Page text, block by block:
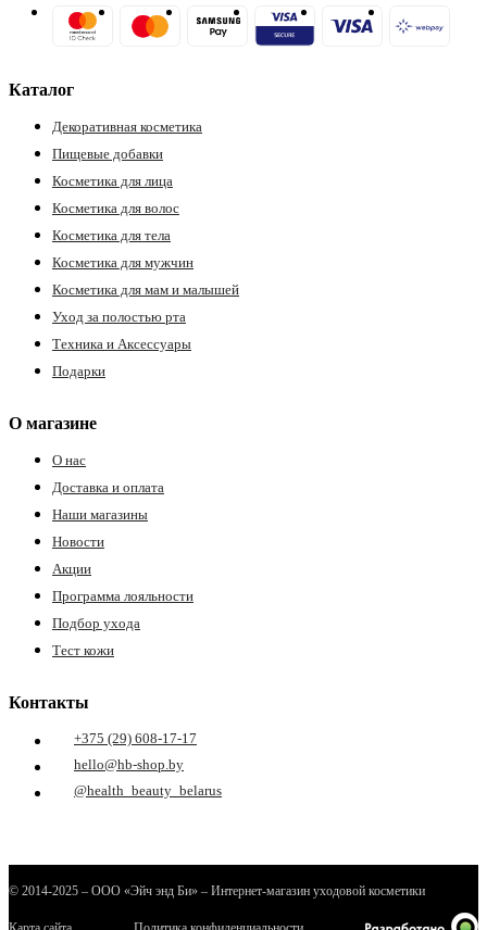
Каталог
Декоративная косметика
Пищевые добавки
Косметика для лица
Косметика для волос
Косметика для тела
Косметика для мужчин
Косметика для мам и малышей
Уход за полостью рта
Техника и Аксессуары
Подарки
О магазине
О нас
Доставка и оплата
Наши магазины
Новости
Акции
Программа лояльности
Подбор ухода
Тест кожи
Контакты
+375 (29) 608-17-17
hello@hb-shop.by
@health_beauty_belarus
© 2014-2025 – ООО «Эйч энд Би» – Интернет-магазин уходовой косметики